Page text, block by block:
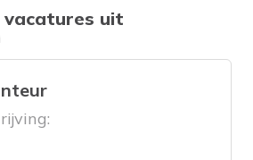
vacatures uit